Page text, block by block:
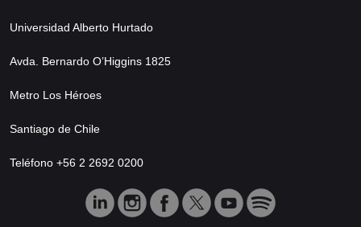
Universidad Alberto Hurtado
Avda. Bernardo O’Higgins 1825
Metro Los Héroes
Santiago de Chile
Teléfono +56 2 2692 0200